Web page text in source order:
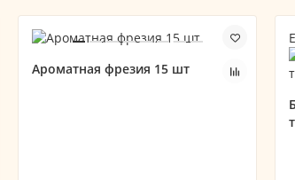
Ароматная фрезия 15 шт